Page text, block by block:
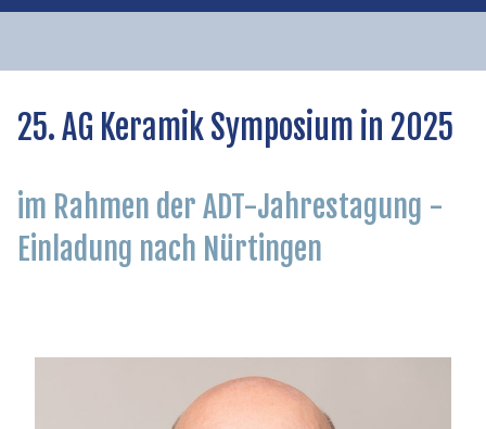
25. AG Keramik Symposium in 2025
im Rahmen der ADT-Jahrestagung -
Einladung nach Nürtingen